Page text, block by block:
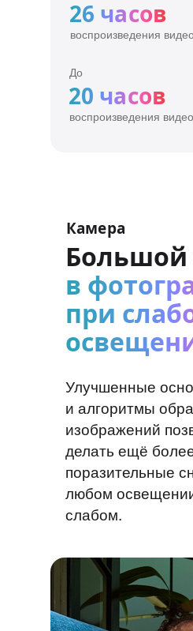
26 часов
воспроизведения
До
20 часов
воспроизведения
Камера
Большой
в
при
Улучшенные
и алгоритмы
изображений
делать ещё
поразительные
любом
слабом.